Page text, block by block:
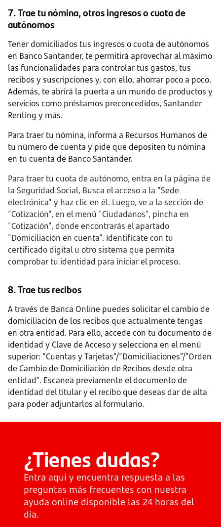
7. Trae tu nómina, otros ingresos o cuota de
autónomos
Tener domiciliados tus ingresos o cuota de autónomos
en Banco Santander, te permitirá aprovechar al máximo
las funcionalidades para controlar tus gastos, tus
recibos y suscripciones y, con ello, ahorrar poco a poco.
Además, te abrirá la puerta a un mundo de productos y
servicios como préstamos preconcedidos, Santander
Renting y más.
Para traer tu nómina, informa a Recursos Humanos de
tu número de cuenta y pide que depositen tu nómina
en tu cuenta de Banco Santander.
Para traer tu cuota de autónomo, entra en la página de
la Seguridad Social, Busca el acceso a la "Sede
electrónica" y haz clic en él. Luego, ve a la sección de
"Cotización", en el menú "Ciudadanos", pincha en
"Cotización", donde encontrarás el apartado
"Domiciliación en cuenta". Identifícate con tu
certificado digital u otro sistema que permita
comprobar tu identidad para iniciar el proceso.
8. Trae tus recibos
A través de Banca Online puedes solicitar el cambio de
domiciliación de los recibos que actualmente tengas
en otra entidad. Para ello, accede con tu documento de
identidad y Clave de Acceso y selecciona en el menú
superior: “Cuentas y Tarjetas”/“Domiciliaciones”/”Orden
de Cambio de Domiciliación de Recibos desde otra
entidad". Escanea previamente el documento de
identidad del titular y el recibo que deseas dar de alta
para poder adjuntarlos al formulario.
¿Tienes dudas?
Entra aquí y encuentra respuesta a las
preguntas más frecuentes con nuestra
ayuda online disponible las 24 horas del
día.